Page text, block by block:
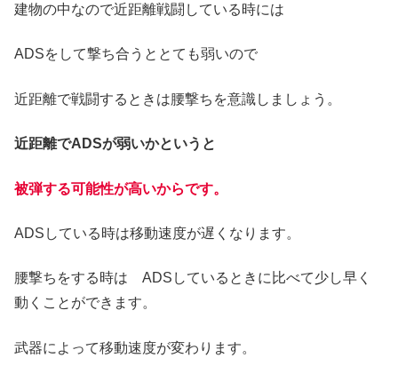
建物の中なので近距離戦闘している時には
ADSをして撃ち合うととても弱いので
近距離で戦闘するときは腰撃ちを意識しましょう。
近距離でADSが弱いかというと
被弾する可能性が高いからです。
ADSしている時は移動速度が遅くなります。
腰撃ちをする時は ADSしているときに比べて少し早く
動くことができます。
武器によって移動速度が変わります。